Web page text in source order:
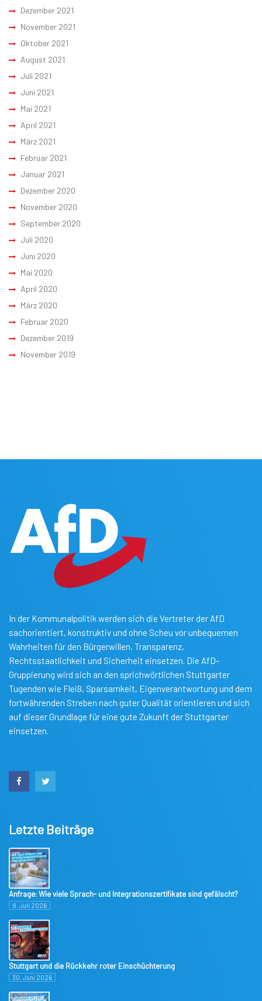
Dezember 2021
November 2021
Oktober 2021
August 2021
Juli 2021
Juni 2021
Mai 2021
April 2021
März 2021
Februar 2021
Januar 2021
Dezember 2020
November 2020
September 2020
Juli 2020
Juni 2020
Mai 2020
April 2020
März 2020
Februar 2020
Dezember 2019
November 2019
In der Kommunalpolitik werden sich die Vertreter der AfD
sachorientiert, konstruktiv und ohne Scheu vor unbequemen
Wahrheiten für den Bürgerwillen, Transparenz,
Rechtsstaatlichkeit und Sicherheit einsetzen. Die AfD-
Gruppierung wird sich an den sprichwörtlichen Stuttgarter
Tugenden wie Fleiß, Sparsamkeit, Eigenverantwortung und dem
fortwährenden Streben nach guter Qualität orientieren und sich
auf dieser Grundlage für eine gute Zukunft der Stuttgarter
einsetzen.
Letzte Beiträge
Anfrage: Wie viele Sprach- und Integrationszertifikate sind gefälscht?
8. Juli 2026
Stuttgart und die Rückkehr roter Einschüchterung
30. Juni 2026